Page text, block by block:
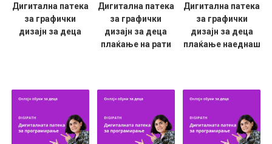
Дигитална патека
за графички
дизајн за деца
Дигитална патека
за графички
дизајн за деца
плаќање на рати
Дигитална патека
за графички
дизајн за деца
плаќање наеднаш